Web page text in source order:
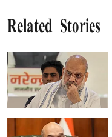
Related Stories